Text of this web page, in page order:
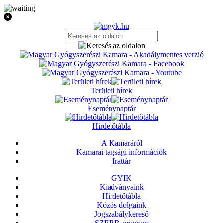
Területi hírek
Eseménynaptár
Hirdetőtábla
A Kamaráról
Kamarai tagsági információk
Irattár
GYIK
Kiadványaink
Hirdetőtábla
Közös dolgaink
Jogszabálykereső